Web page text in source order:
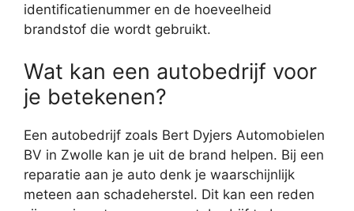
identificatienummer en de hoeveelheid
brandstof die wordt gebruikt.
Wat kan een autobedrijf voor
je betekenen?
Een autobedrijf zoals Bert Dyjers Automobielen
BV in Zwolle kan je uit de brand helpen. Bij een
reparatie aan je auto denk je waarschijnlijk
meteen aan schadeherstel. Dit kan een reden